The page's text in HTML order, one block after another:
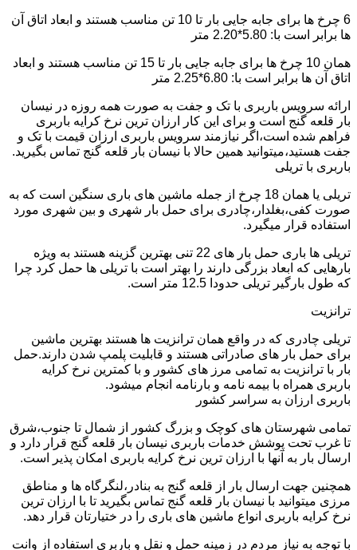
6 چرخ ها برای جابه جایی بار تا 10 تن مناسب هستند و ابعاد اتاق آن
ها برابر است با: 5.80*2.20 متر
همان 10 چرخ ها برای جابه جایی بار تا 15 تن مناسب هستند و ابعاد
اتاق آن ها برابر است با: 6.80*2.25 متر
ارائه سرویس باربری با تک و جفت به صورت همه روزه در نیسان
بار قلعه گنج است و برای این کار ارزان ترین نرخ کرایه باربری
فراهم شده است،اگر نیازمند سرویس باربری ارزان قیمت با تک و
جفت هستید،میتوانید همین حالا با نیسان بار قلعه گنج تماس بگیرید.
باربری با تریلی
تریلی یا همان 18 چرخ از جمله ماشین های باری سنگین است که به
صورت کفی،بغلدار،چادری برای حمل بار شهری و بین شهری مورد
استفاده قرار میگیرد.
تریلی ها باری حمل بار های 22 تنی بهترین گزینه هستند به ویژه
بارهایی که ابعاد بزرگی دارند را بهتر است با تریلی ها حمل کرد چرا
که طول بارگیر تریلی حدودا 12.5 متر است.
ترانزیت
تریلی چادری که در واقع همان ترانزیت ها هستند بهترین ماشین
برای حمل بار های صادراتی هستند و قابلیت پلمپ شدن دارند.حمل
بار با ترانزیت به تمامی مرز های کشور و با کمترین نرخ کرایه
باربری همراه با بیمه نامه و بارنامه انجام میشود.
باربری ارزان به سراسر کشور
تمامی شهرستان های کوچک و بزرگ کشور از شمال تا جنوب،شرق
تا غرب تحت پوشش خدمات باربری نیسان بار قلعه گنج قرار دارد و
ارسال بار به آنها با ارزان ترین نرخ کرایه باربری امکان پذیر است.
همچنین جهت ارسال بار از قلعه گنج به بنادر،لنگرگاه ها و مناطق
مرزی میتوانید با نیسان بار قلعه گنج تماس بگیرید تا با ارزان ترین
نرخ کرایه باربری انواع ماشین های باری را در ختیارتان قرار دهد.
با توجه به نیاز مردم در زمینه حمل و نقل و باربری استفاده از وانت